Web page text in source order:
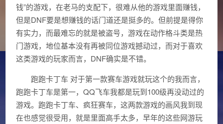
钱”的游戏，在老马的支配下，很难从他的游戏里面赚钱，
但是DNF要是想赚钱的话门道还是挺多的。但前提是得你
有实力，而最难忘的就是被盗号，游戏在动作格斗类是热
门游戏，地位基本没有再被同位游戏撼动过，而对于喜欢
这类游戏的玩家而言，DNF确实是不错。
跑跑卡丁车 对于第一款赛车游戏就玩这个的我而言，
跑跑卡丁车是第一，QQ飞车我都是玩到100级再没动过的
游戏。跑跑卡丁车、疯狂赛车，这两款游戏的画风我到现
在也感觉很受用，就是里面高手太多，早年的这些网游玩